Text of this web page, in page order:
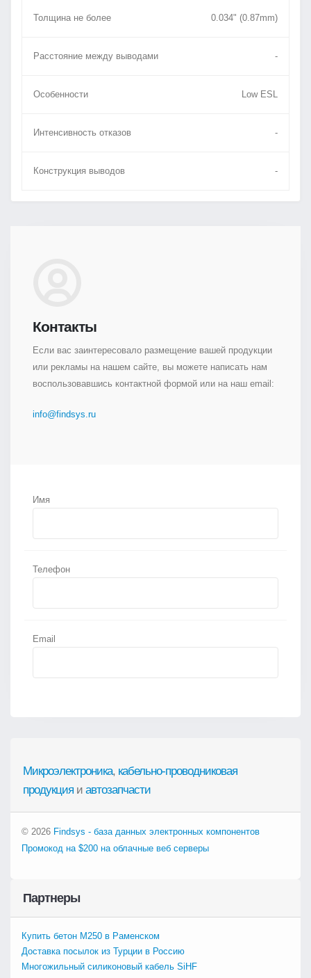
Толщина не более 0.034" (0.87mm)
Расстояние между выводами -
Особенности Low ESL
Интенсивность отказов -
Конструкция выводов -
Контакты
Если вас заинтересовало размещение вашей продукции
или рекламы на нашем сайте, вы можете написать нам
воспользовавшись контактной формой или на наш email:
info@findsys.ru
Имя
Телефон
Email
Микроэлектроника, кабельно-проводниковая
продукция и автозапчасти
© 2026 Findsys - база данных электронных компонентов
Промокод на $200 на облачные веб серверы
Партнеры
Купить бетон М250 в Раменском
Доставка посылок из Турции в Россию
Многожильный силиконовый кабель SiHF